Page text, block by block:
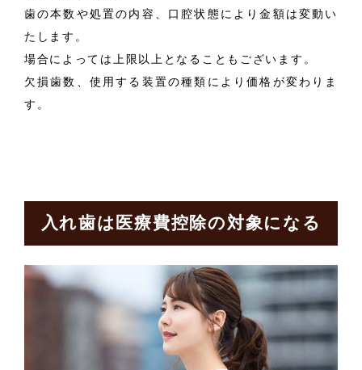
歯の本数や処置の内容、口腔状態により金額は変動い
たします。
場合によっては上限以上となることもございます。
欠損歯数、使用する装置の種類により価格が変わりま
す。
入れ歯は医療費控除の対象になる